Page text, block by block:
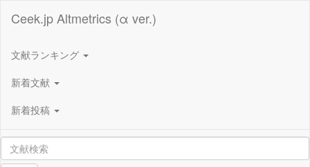
Ceek.jp Altmetrics (α ver.)
文献ランキング
新着文献
新着投稿